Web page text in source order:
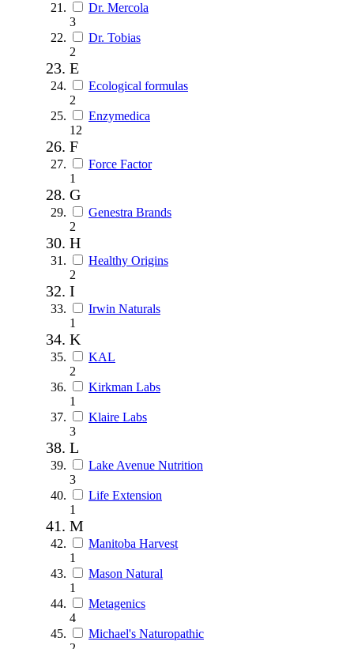
Dr. Mercola
3
Dr. Tobias
2
E
Ecological formulas
2
Enzymedica
12
F
Force Factor
1
G
Genestra Brands
2
H
Healthy Origins
2
I
Irwin Naturals
1
K
KAL
2
Kirkman Labs
1
Klaire Labs
3
L
Lake Avenue Nutrition
3
Life Extension
1
M
Manitoba Harvest
1
Mason Natural
1
Metagenics
4
Michael's Naturopathic